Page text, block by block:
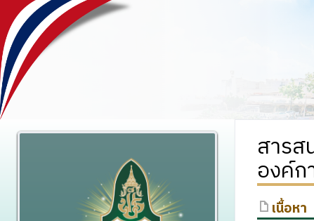
สาร
องค์ก
เนื้อหา